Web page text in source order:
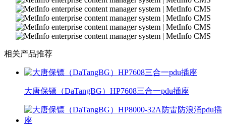
相关产品推荐
大唐保镖（DaTangBG）HP7608三合一pdu插座